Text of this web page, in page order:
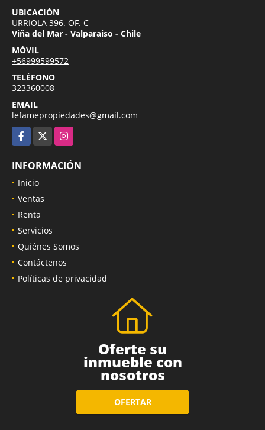
UBICACIÓN
URRIOLA 396. OF. C
Viña del Mar - Valparaiso - Chile
MÓVIL
+56999599572
TELÉFONO
323360008
EMAIL
lefamepropiedades@gmail.com
Facebook
Instagram
INFORMACIÓN
Inicio
Ventas
Renta
Servicios
Quiénes Somos
Contáctenos
Políticas de privacidad
Oferte su
inmueble con
nosotros
OFERTAR